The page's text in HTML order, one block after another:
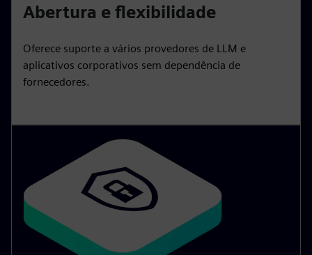
Abertura e flexibilidade
Oferece suporte a vários provedores de LLM e
aplicativos corporativos sem dependência de
fornecedores.